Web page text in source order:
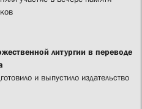
литургии в переводе
и выпустило издательство